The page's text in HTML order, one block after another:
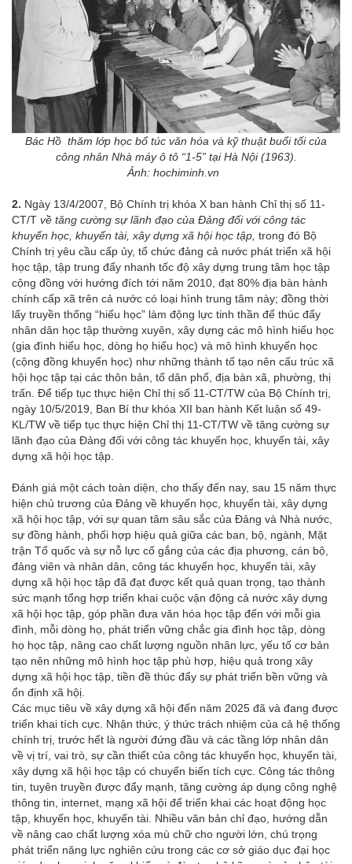
Bác Hồ thăm lớp học bổ túc văn hóa và kỹ thuật buổi tối của
công nhân Nhà máy ô tô “1-5” tại Hà Nội (1963).
Ảnh: hochiminh.vn
2. Ngày 13/4/2007, Bộ Chính trị khóa X ban hành Chỉ thị số 11-
CT/T về tăng cường sự lãnh đạo của Đảng đối với công tác
khuyến học, khuyến tài, xây dựng xã hội học tập, trong đó Bộ
Chính trị yêu cầu cấp ủy, tổ chức đảng cả nước phát triển xã hội
học tập, tập trung đẩy nhanh tốc độ xây dựng trung tâm học tập
cộng đồng với hướng đích tới năm 2010, đạt 80% địa bàn hành
chính cấp xã trên cả nước có loại hình trung tâm này; đồng thời
lấy truyền thống “hiếu học” làm động lực tinh thần để thúc đẩy
nhân dân học tập thường xuyên, xây dựng các mô hình hiếu học
(gia đình hiếu học, dòng họ hiếu học) và mô hình khuyến học
(cộng đồng khuyến học) như những thành tố tạo nên cấu trúc xã
hội học tập tại các thôn bản, tổ dân phố, địa bàn xã, phường, thị
trấn. Để tiếp tục thực hiện Chỉ thị số 11-CT/TW của Bộ Chính trị,
ngày 10/5/2019, Ban Bí thư khóa XII ban hành Kết luận số 49-
KL/TW về tiếp tục thực hiện Chỉ thị 11-CT/TW về tăng cường sự
lãnh đạo của Đảng đối với công tác khuyến học, khuyến tài, xây
dựng xã hội học tập.
Đánh giá một cách toàn diện, cho thấy đến nay, sau 15 năm thực
hiện chủ trương của Đảng về khuyến học, khuyến tài, xây dựng
xã hội học tập, với sự quan tâm sâu sắc của Đảng và Nhà nước,
sự đồng hành, phối hợp hiệu quả giữa các ban, bộ, ngành, Mặt
trận Tổ quốc và sự nỗ lực cố gắng của các địa phương, cán bộ,
đảng viên và nhân dân, công tác khuyến học, khuyến tài, xây
dựng xã hội học tập đã đạt được kết quả quan trọng, tạo thành
sức mạnh tổng hợp triển khai cuộc vận động cả nước xây dựng
xã hội học tập, góp phần đưa văn hóa học tập đến với mỗi gia
đình, mỗi dòng họ, phát triển vững chắc gia đình học tập, dòng
họ học tập, nâng cao chất lượng nguồn nhân lực, yếu tố cơ bản
tạo nên những mô hình học tập phù hợp, hiệu quả trong xây
dựng xã hội học tập, tiền đề thúc đẩy sự phát triển bền vững và
ổn định xã hộị.
Các mục tiêu về xây dựng xã hội đến năm 2025 đã và đang được
triển khai tích cực. Nhận thức, ý thức trách nhiệm của cả hệ thống
chính trị, trước hết là người đứng đầu và các tầng lớp nhân dân
về vị trí, vai trò, sự cần thiết của công tác khuyến học, khuyến tài,
xây dựng xã hội học tập có chuyển biến tích cực. Công tác thông
tin, tuyên truyền được đẩy mạnh, tăng cường áp dụng công nghệ
thông tin, internet, mạng xã hội để triển khai các hoạt động học
tập, khuyến học, khuyến tài. Nhiều văn bản chỉ đạo, hướng dẫn
về nâng cao chất lượng xóa mù chữ cho người lớn, chú trọng
phát triển năng lực nghiên cứu trong các cơ sở giáo dục đại học